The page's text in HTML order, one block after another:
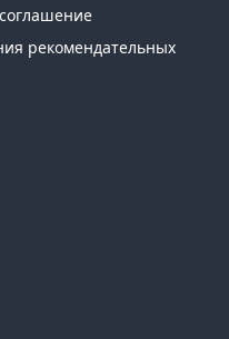
рекомендательных